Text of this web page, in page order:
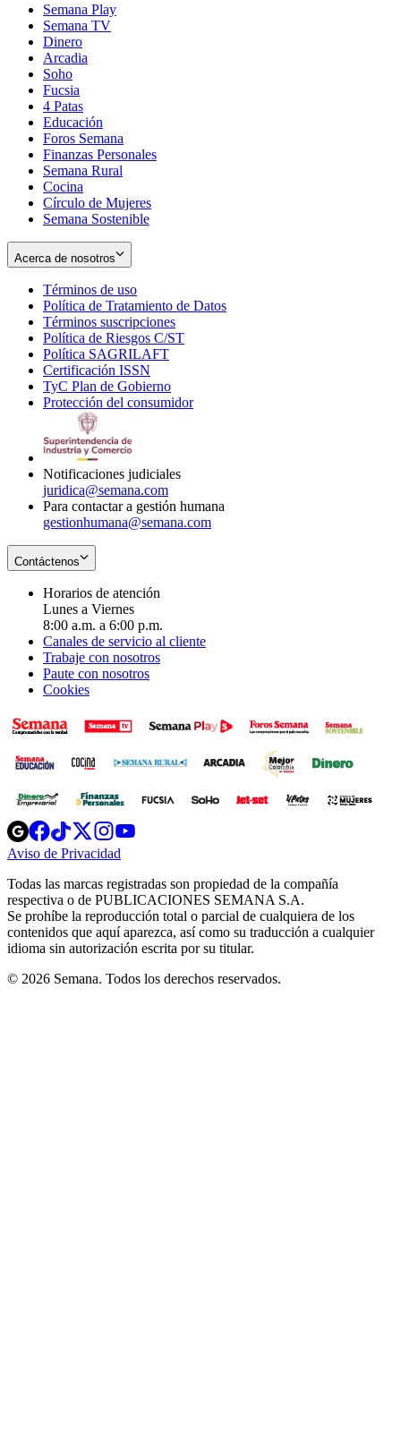
Semana Play
Semana TV
Dinero
Arcadia
Soho
in
new
window
Fucsia
in
new
window
4 Patas
Educación
Foros Semana
Finanzas Personales
Semana Rural
Cocina
Círculo de Mujeres
Semana Sostenible
Acerca de nosotros
Términos de uso
in
new
window
Política de Tratamiento de Datos
Términos suscripciones
in
Política de Riesgos C/ST
Política SAGRILAFT
new
window
Certificación ISSN
in
new
TyC Plan de Gobierno
in
Protección del consumidorOpens
Notificaciones judiciales
juridica@semana.com
Para contactar a gestión humana
gestionhumana@semana.com
Contáctenos
Horarios de atención
Lunes a Viernes
8:00 a.m. a 6:00 p.m.
Canales de servicio al cliente
Trabaje con nosotros
Paute con nosotros
Cookies
Opens
in
new
Opens
in
new
Opens
in
new
window
Opens
new
windowwindow
Aviso de Privacidad
new
window
Todas las marcas registradas son propiedad de la compañía
respectiva o de PUBLICACIONES SEMANA S.A.
Se prohíbe la reproducción total o parcial de cualquiera de los
contenidos que aquí aparezca, así como su traducción a cualquier
idioma sin autorización escrita por su titular.
© 2026 Semana. Todos los derechos reservados.